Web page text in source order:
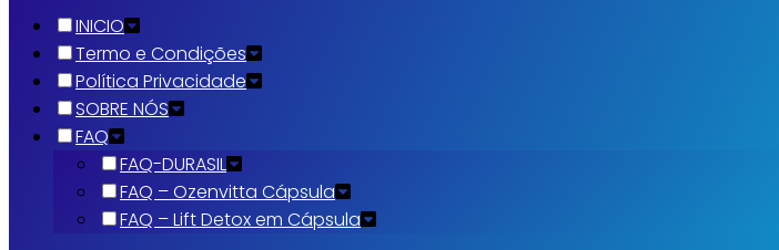
INICIO
Termo e Condições
Política Privacidade
SOBRE NÓS
FAQ
FAQ-DURASIL
FAQ – Ozenvitta Cápsula
FAQ – Lift Detox em Cápsula